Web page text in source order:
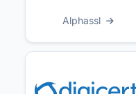
Alphassl